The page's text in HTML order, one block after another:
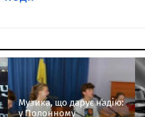
Музика, що дарує надію:
у Полонному